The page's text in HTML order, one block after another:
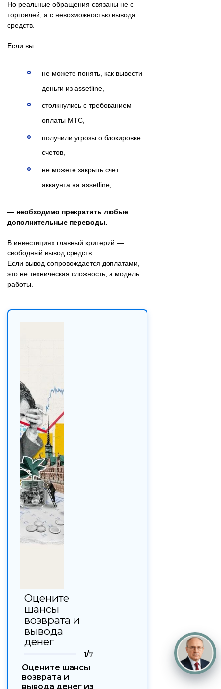
Но реальные обращения связаны не с
торговлей, а с невозможностью вывода
средств.
Если вы:
не можете понять, как вывести
деньги из assetline,
столкнулись с требованием
оплаты MTC,
получили угрозы о блокировке
счетов,
не можете закрыть счет
аккаунта на assetline,
— необходимо прекратить любые
дополнительные переводы.
В инвестициях главный критерий —
свободный вывод средств.
Если вывод сопровождается доплатами,
это не техническая сложность, а модель
работы.
Оцените
шансы
возврата и
вывода
денег
1/7
Оцените шансы
возврата и
вывода денег из